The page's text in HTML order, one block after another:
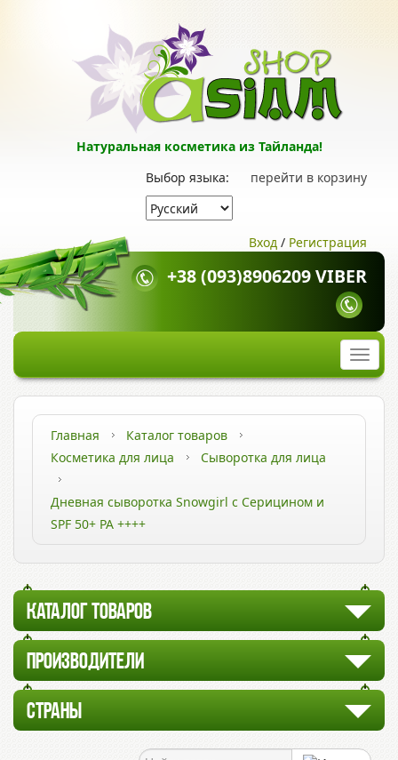
Натуральная косметика из Тайланда!
перейти в корзину
Выбор языка:
Вход / Регистрация
+38 (093)8906209 VIBER
Главная
Каталог товаров
Косметика для лица
Сыворотка для лица
Дневная сыворотка Snowgirl с Серицином и
SPF 50+ PA ++++
КАТАЛОГ ТОВАРОВ
ПРОИЗВОДИТЕЛИ
СТРАНЫ